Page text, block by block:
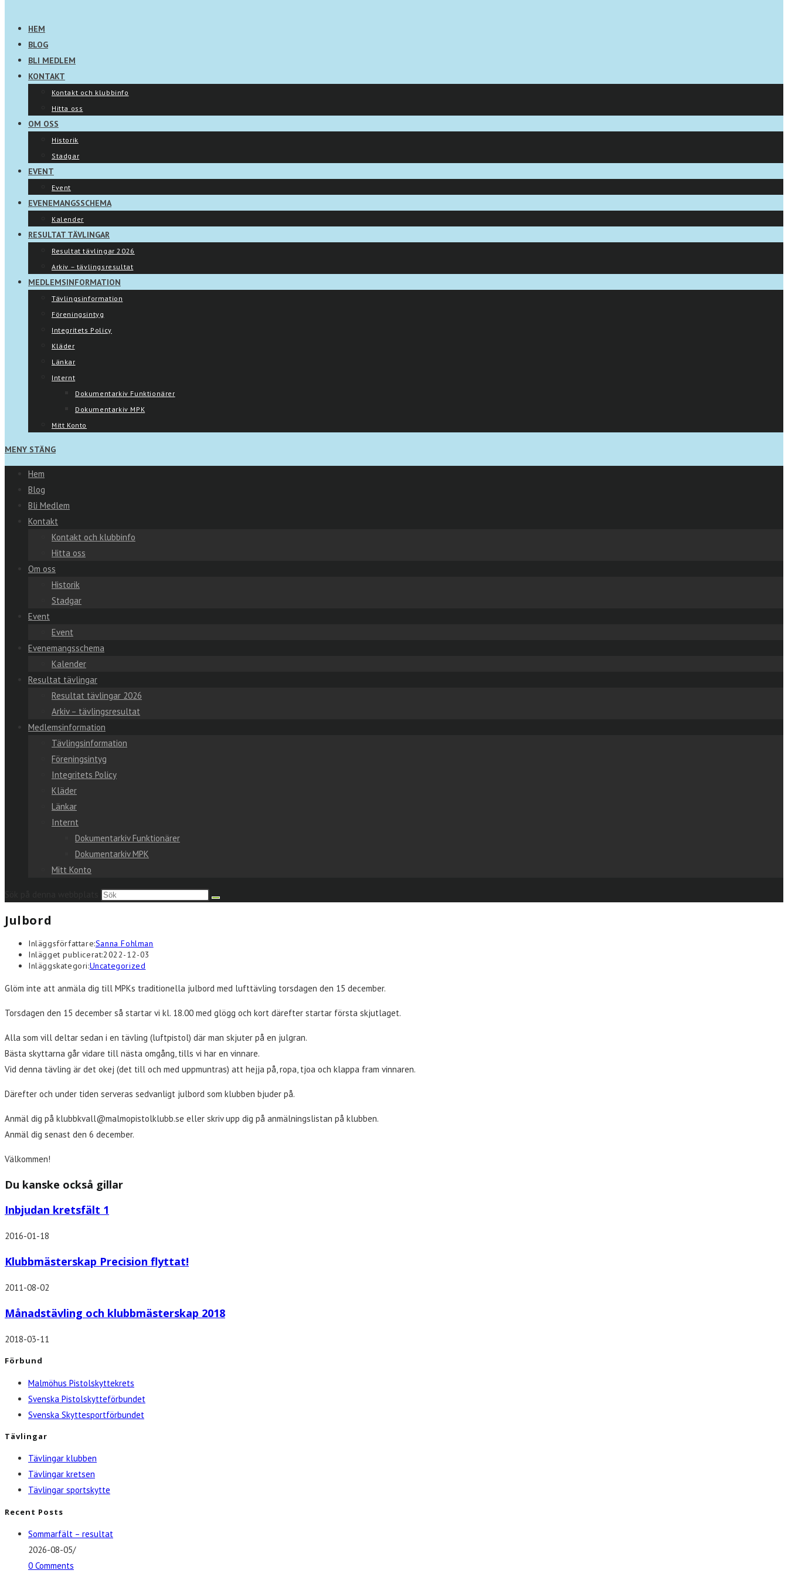
HEM
BLOG
BLI MEDLEM
KONTAKT
Kontakt och klubbinfo
Hitta oss
OM OSS
Historik
Stadgar
EVENT
Event
EVENEMANGSSCHEMA
Kalender
RESULTAT TÄVLINGAR
Resultat tävlingar 2026
Arkiv – tävlingsresultat
MEDLEMSINFORMATION
Tävlingsinformation
Föreningsintyg
Integritets Policy
Kläder
Länkar
Internt
Dokumentarkiv Funktionärer
Dokumentarkiv MPK
Mitt Konto
MENY STÄNG
Hem
Blog
Bli Medlem
Kontakt
Kontakt och klubbinfo
Hitta oss
Om oss
Historik
Stadgar
Event
Event
Evenemangsschema
Kalender
Resultat tävlingar
Resultat tävlingar 2026
Arkiv – tävlingsresultat
Medlemsinformation
Tävlingsinformation
Föreningsintyg
Integritets Policy
Kläder
Länkar
Internt
Dokumentarkiv Funktionärer
Dokumentarkiv MPK
Mitt Konto
Julbord
Inläggsförfattare:Sanna Fohlman
Inlägget publicerat:2022-12-03
Inläggskategori:Uncategorized
Glöm inte att anmäla dig till MPKs traditionella julbord med lufttävling torsdagen den 15 december.
Torsdagen den 15 december så startar vi kl. 18.00 med glögg och kort därefter startar första skjutlaget.
Alla som vill deltar sedan i en tävling (luftpistol) där man skjuter på en julgran.
Bästa skyttarna går vidare till nästa omgång, tills vi har en vinnare.
Vid denna tävling är det okej (det till och med uppmuntras) att hejja på, ropa, tjoa och klappa fram vinnaren.
Därefter och under tiden serveras sedvanligt julbord som klubben bjuder på.
Anmäl dig på klubbkvall@malmopistolklubb.se eller skriv upp dig på anmälningslistan på klubben.
Anmäl dig senast den 6 december.
Välkommen!
Du kanske också gillar
Inbjudan kretsfält 1
2016-01-18
Klubbmästerskap Precision flyttat!
2011-08-02
Månadstävling och klubbmästerskap 2018
2018-03-11
Förbund
Malmöhus Pistolskyttekrets
Svenska Pistolskytteförbundet
Svenska Skyttesportförbundet
Tävlingar
Tävlingar klubben
Tävlingar kretsen
Tävlingar sportskytte
Recent Posts
Sommarfält – resultat
2026-08-05/
0 Comments